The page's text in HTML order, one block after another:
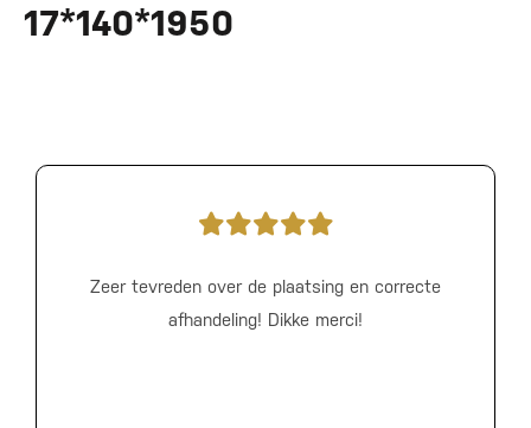
17*140*1950
Zeer tevreden over de plaatsing en correcte
afhandeling! Dikke merci!